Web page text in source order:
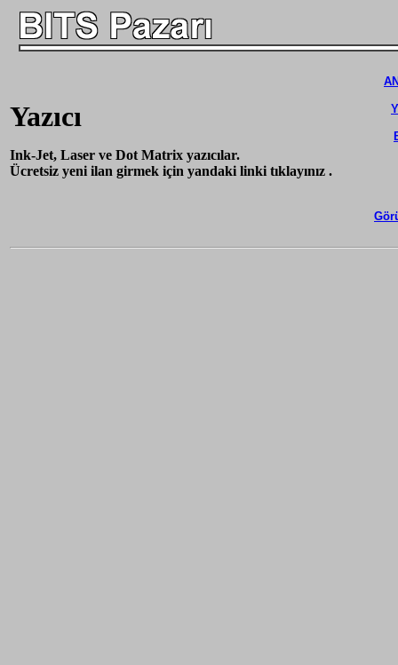
Yazıcı
Ink-Jet, Laser ve Dot Matrix yazıcılar.
Ücretsiz yeni ilan girmek için yandaki linki tıklayınız .